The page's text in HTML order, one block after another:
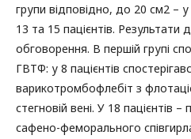
групи відповідно, до 20 см2 –
13 та 15 пацієнтів. Результати
обговорення. В першій групі
ГВТФ: у 8 пацієнтів
варикотромбофлебіт з
стегновій вені. У 18 пацієнтів
сафено-феморального